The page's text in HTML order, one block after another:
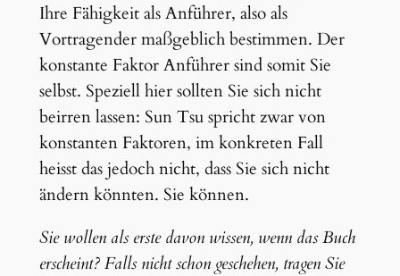
Ihre Fähigkeit als Anführer, also als
Vortragender maßgeblich bestimmen. Der
konstante Faktor Anführer sind somit Sie
selbst. Speziell hier sollten Sie sich nicht
beirren lassen: Sun Tsu spricht zwar von
konstanten Faktoren, im konkreten Fall
heisst das jedoch nicht, dass Sie sich nicht
ändern könnten. Sie können.
Sie wollen als erste davon wissen, wenn das Buch
erscheint? Falls nicht schon geschehen, tragen Sie